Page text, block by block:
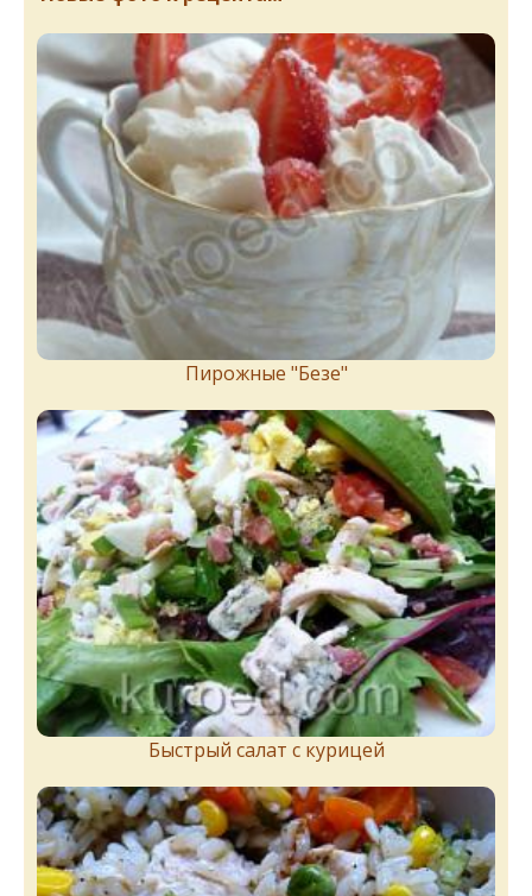
Пирожныe "Бeзe"
Быстрый салат с курицей